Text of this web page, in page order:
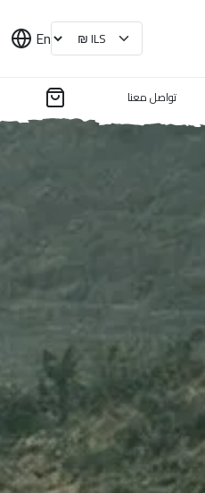
En
تواصل معنا